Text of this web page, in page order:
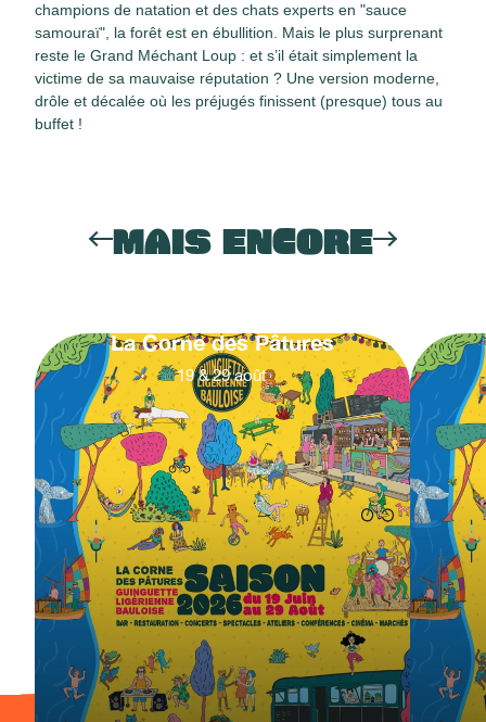
champions de natation et des chats experts en "sauce
samouraï", la forêt est en ébullition. Mais le plus surprenant
reste le Grand Méchant Loup : et s’il était simplement la
victime de sa mauvaise réputation ? Une version moderne,
drôle et décalée où les préjugés finissent (presque) tous au
buffet !
MAIS ENCORE
La Corne des Pâtures
19 & 29 août